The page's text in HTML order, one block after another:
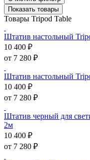
Показать товары
Товары Tripod Table
Штатив настольный
10 400 ₽
от 7 280 ₽
Штатив настольный
10 400 ₽
от 7 280 ₽
Штатив черный для
2м
10 400 ₽
от 7 280 ₽